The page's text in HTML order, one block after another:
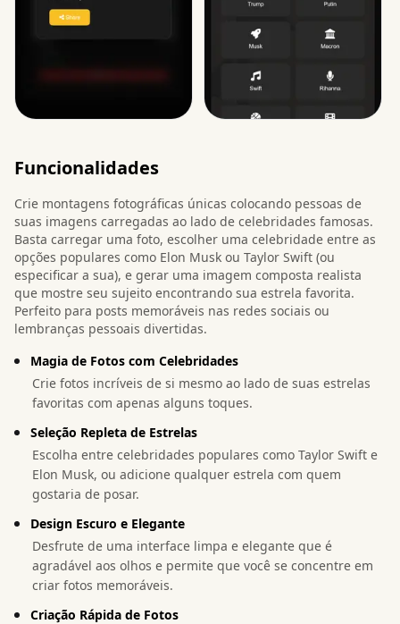
Funcionalidades
Crie montagens fotográficas únicas colocando pessoas de
suas imagens carregadas ao lado de celebridades famosas.
Basta carregar uma foto, escolher uma celebridade entre as
opções populares como Elon Musk ou Taylor Swift (ou
especificar a sua), e gerar uma imagem composta realista
que mostre seu sujeito encontrando sua estrela favorita.
Perfeito para posts memoráveis nas redes sociais ou
lembranças pessoais divertidas.
Magia de Fotos com Celebridades
Crie fotos incríveis de si mesmo ao lado de suas estrelas
favoritas com apenas alguns toques.
Seleção Repleta de Estrelas
Escolha entre celebridades populares como Taylor Swift e
Elon Musk, ou adicione qualquer estrela com quem
gostaria de posar.
Design Escuro e Elegante
Desfrute de uma interface limpa e elegante que é
agradável aos olhos e permite que você se concentre em
criar fotos memoráveis.
Criação Rápida de Fotos